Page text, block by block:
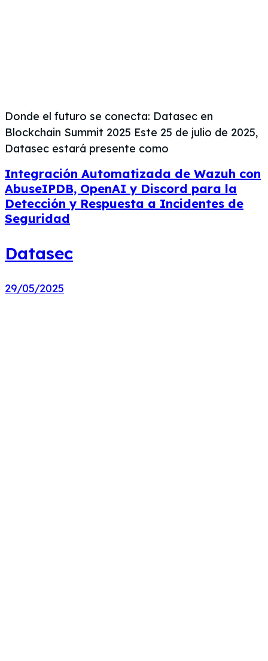
Donde el futuro se conecta: Datasec en
Blockchain Summit 2025 Este 25 de julio de 2025,
Datasec estará presente como
Integración Automatizada de Wazuh con
AbuseIPDB, OpenAI y Discord para la
Detección y Respuesta a Incidentes de
Seguridad
Datasec
29/05/2025